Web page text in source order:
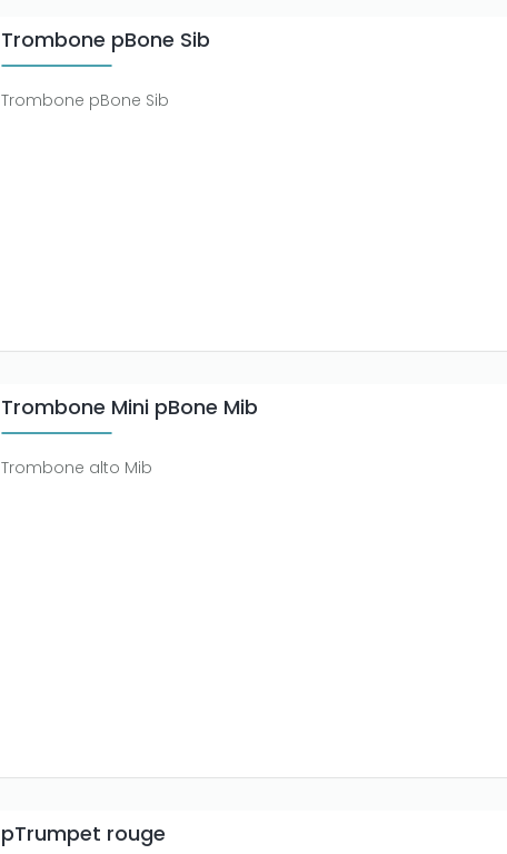
Trombone pBone Sib
Trombone pBone Sib
Trombone Mini pBone Mib
Trombone alto Mib
pTrumpet rouge